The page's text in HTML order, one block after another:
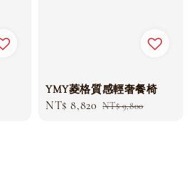
YMY菱格質感輕奢餐椅
Sale
NT$ 8,820 Regular
NT$ 9,800